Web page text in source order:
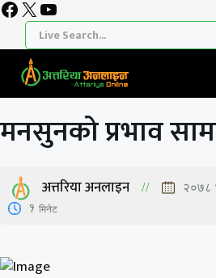
Skip
content
Facebook
X YouTube
मनसुनको प्रभाव
अत्तरिया अनलाइन २०७८
1 मिनेट